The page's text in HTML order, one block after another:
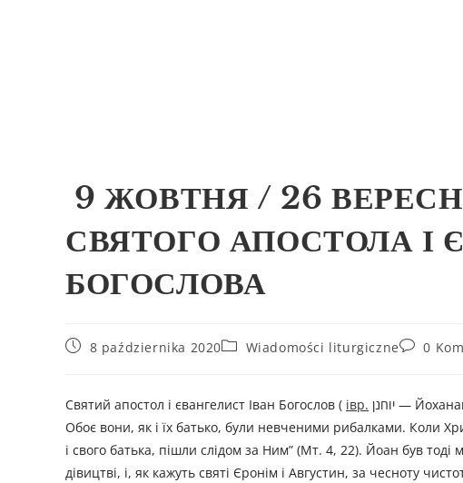
9 ЖОВТНЯ / 26
СВЯТОГО АПОСТОЛА І
БОГОСЛОВА
8 października 2020 Wiadomości liturgiczne 0
Святий апостол і євангелист Іван Богослов ( івр.
Обоє вони, як і їх батько, були невченими рибалками. Коли
і свого батька, пішли слідом за Ним” (Мт. 4, 22). Йоан був
дівицтві, і, як кажуть святі Єронім і Августин, за чесноту